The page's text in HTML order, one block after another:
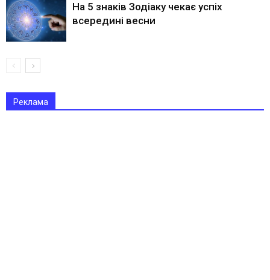
На 5 знаків Зодіаку чекає успіх
всередині весни
Реклама